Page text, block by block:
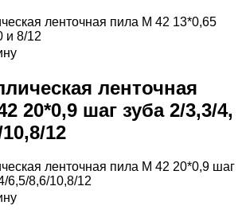
ленточная
20*0,9 шаг зуба 2/3,3/4,
12